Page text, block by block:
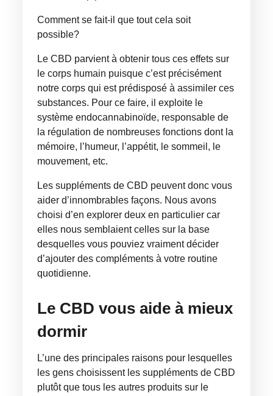
Comment se fait-il que tout cela soit
possible?
Le CBD parvient à obtenir tous ces effets sur
le corps humain puisque c’est précisément
notre corps qui est prédisposé à assimiler ces
substances. Pour ce faire, il exploite le
système endocannabinoïde, responsable de
la régulation de nombreuses fonctions dont la
mémoire, l’humeur, l’appétit, le sommeil, le
mouvement, etc.
Les suppléments de CBD peuvent donc vous
aider d’innombrables façons. Nous avons
choisi d’en explorer deux en particulier car
elles nous semblaient celles sur la base
desquelles vous pouviez vraiment décider
d’ajouter des compléments à votre routine
quotidienne.
Le CBD vous aide à mieux
dormir
L’une des principales raisons pour lesquelles
les gens choisissent les suppléments de CBD
plutôt que tous les autres produits sur le